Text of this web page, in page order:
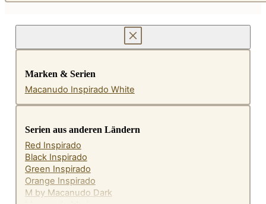
Marken & Serien
Macanudo Inspirado White
Serien aus anderen Ländern
Red Inspirado
Black Inspirado
Green Inspirado
Orange Inspirado
M by Macanudo Dark